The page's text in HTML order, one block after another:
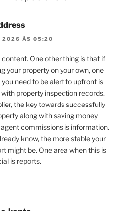
2026 ÀS 05:20
One other thing is that if
your property on your own, one
need to be alert to upfront is
with property inspection records.
the key towards successfully
along with saving money
commissions is information.
know, the more stable your
might be. One area when this is
is reports.